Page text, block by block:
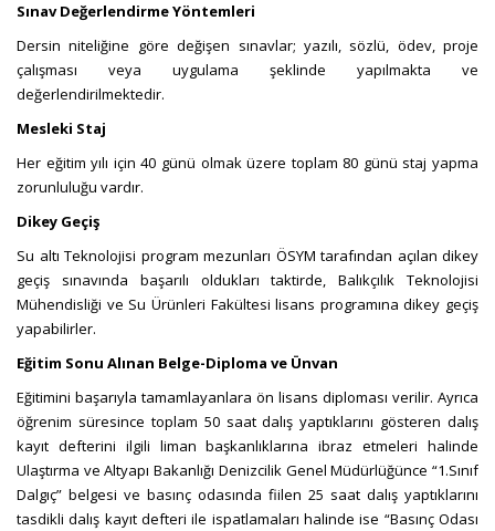
Sınav Değerlendirme Yöntemleri
Dersin niteliğine göre değişen sınavlar; yazılı, sözlü, ödev, proje
çalışması veya uygulama şeklinde yapılmakta ve
değerlendirilmektedir.
Mesleki Staj
Her eğitim yılı için 40 günü olmak üzere toplam 80 günü staj yapma
zorunluluğu vardır.
Dikey Geçiş
Su altı Teknolojisi program mezunları ÖSYM tarafından açılan dikey
geçiş sınavında başarılı oldukları taktirde, Balıkçılık Teknolojisi
Mühendisliği ve Su Ürünleri Fakültesi lisans programına dikey geçiş
yapabilirler.
Eğitim Sonu Alınan Belge-Diploma ve Ünvan
Eğitimini başarıyla tamamlayanlara ön lisans diploması verilir. Ayrıca
öğrenim süresince toplam 50 saat dalış yaptıklarını gösteren dalış
kayıt defterini ilgili liman başkanlıklarına ibraz etmeleri halinde
Ulaştırma ve Altyapı Bakanlığı Denizcilik Genel Müdürlüğünce “1.Sınıf
Dalgıç” belgesi ve basınç odasında fiilen 25 saat dalış yaptıklarını
tasdikli dalış kayıt defteri ile ispatlamaları halinde ise “Basınç Odası